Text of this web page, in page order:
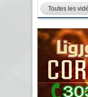
Toutes les